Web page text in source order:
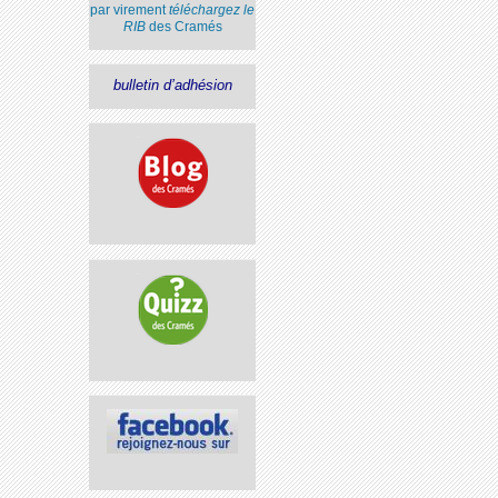
par virementtéléchargez le
RIBdes Cramés
bulletin d’adhésion